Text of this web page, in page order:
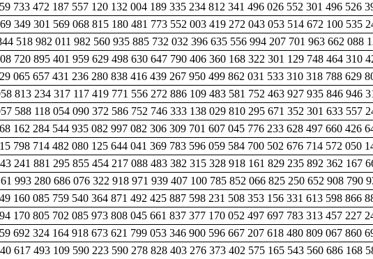
733 472 187 557 120 132 004 189 335 234 812 341 496 026 552 301 496
349 301 569 068 815 180 481 773 552 003 419 272 043 053 514 672 100
518 982 011 982 560 935 885 732 032 396 635 556 994 207 701 963 662
720 895 401 959 629 498 630 647 790 406 360 168 322 301 129 748 464
065 657 431 236 280 838 416 439 267 950 499 862 031 533 310 318 788
813 234 317 117 419 771 556 272 886 109 483 581 752 463 927 935 846
588 118 054 090 372 586 752 746 333 138 029 810 295 671 352 301 633
162 284 544 935 082 997 082 306 309 701 607 045 776 233 628 497 660
798 714 482 080 125 644 041 369 783 596 059 584 700 502 676 714 572
241 881 295 855 454 217 088 483 382 315 328 918 161 829 235 892 362
993 280 686 076 322 918 971 939 407 100 785 852 066 825 250 652 908
160 085 759 540 364 871 492 425 887 598 231 508 353 156 331 613 598
170 805 702 085 973 808 045 661 837 377 170 052 497 697 783 313 457
692 324 164 918 673 621 799 053 346 900 596 667 207 618 480 809 067
617 493 109 590 223 590 278 828 403 276 373 402 575 165 543 560 686